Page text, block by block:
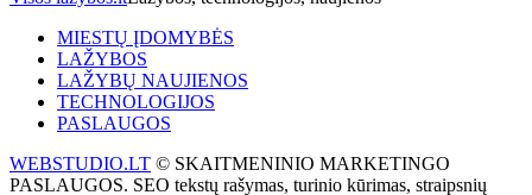
MIESTŲ ĮDOMYBĖS
LAŽYBOS
LAŽYBŲ NAUJIENOS
TECHNOLOGIJOS
PASLAUGOS
WEBSTUDIO.LT © SKAITMENINIO MARKETINGO
PASLAUGOS. SEO tekstų rašymas, turinio kūrimas, straipsnių